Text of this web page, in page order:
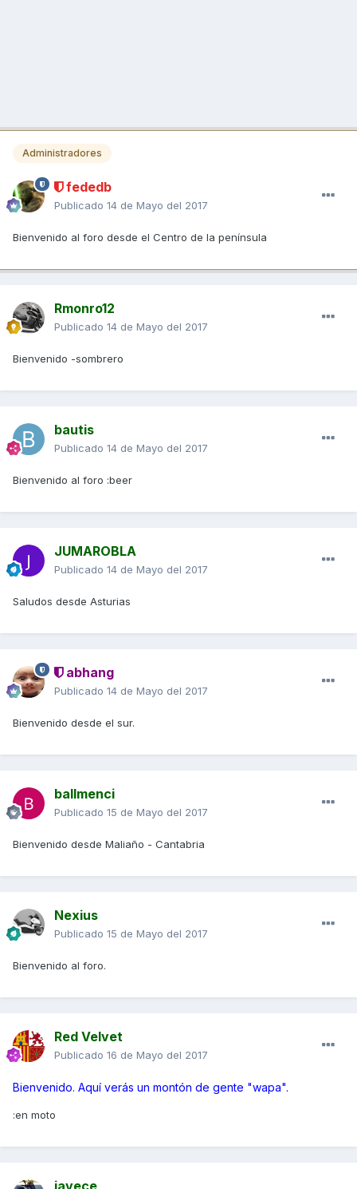
Administradores
fededb
Publicado 14 de Mayo del 2017
Bienvenido al foro desde el Centro de la península
Rmonro12
Publicado 14 de Mayo del 2017
Bienvenido -sombrero
bautis
Publicado 14 de Mayo del 2017
Bienvenido al foro :beer
JUMAROBLA
Publicado 14 de Mayo del 2017
Saludos desde Asturias
abhang
Publicado 14 de Mayo del 2017
Bienvenido desde el sur.
ballmenci
Publicado 15 de Mayo del 2017
Bienvenido desde Maliaño - Cantabria
Nexius
Publicado 15 de Mayo del 2017
Bienvenido al foro.
Red Velvet
Publicado 16 de Mayo del 2017
Bienvenido. Aquí verás un montón de gente "wapa".
:en moto
javece